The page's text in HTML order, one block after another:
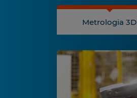
Metrologia 3D